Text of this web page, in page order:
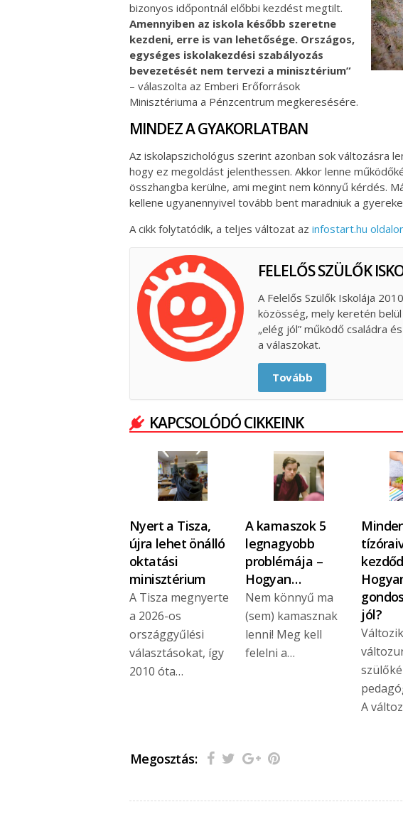
bizonyos időpontnál előbbi kezdést megtilt.
Amennyiben az iskola később szeretne
kezdeni, erre is van lehetősége. Országos,
egységes iskolakezdési szabályozás
bevezetését nem tervezi a minisztérium”
– válaszolta az Emberi Erőforrások
Minisztériuma a Pénzcentrum megkeresésére.
MINDEZ A GYAKORLATBAN
Az iskolapszichológus szerint azonban sok változásra
hogy ez megoldást jelenthessen. Akkor lenne
összhangba kerülne, ami megint nem könnyű kérdés.
kellene ugyanennyivel tovább bent maradniuk a
A cikk folytatódik, a teljes változat az infostart.hu
FELELŐS SZÜLŐK
A Felelős Szülők Iskolája
közösség, mely keretén
„elég jól” működő családra
a válaszokat.
Tovább
KAPCSOLÓDÓ CIKKEINK
Nyert a Tisza,
újra lehet önálló
oktatási
minisztérium
A Tisza megnyerte
a 2026-os
országgyűlési
választásokat, így
2010 óta…
A kamaszok 5
legnagyobb
problémája –
Hogyan…
Nem könnyű ma
(sem) kamasznak
lenni! Meg kell
felelni a…
jól?
A
Megosztás: